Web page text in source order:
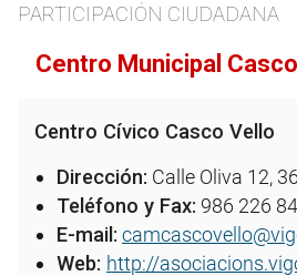
PARTICIPACIÓN CIUDADANA
Centro Municipal
Centro Cívico Casco Vello
Dirección: Calle Oliva 12,
Teléfono y Fax: 986 226
E-mail:
Web: http://